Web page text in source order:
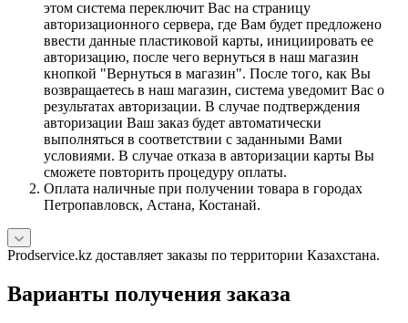
этом система переключит Вас на страницу
авторизационного сервера, где Вам будет предложено
ввести данные пластиковой карты, инициировать ее
авторизацию, после чего вернуться в наш магазин
кнопкой "Вернуться в магазин". После того, как Вы
возвращаетесь в наш магазин, система уведомит Вас о
результатах авторизации. В случае подтверждения
авторизации Ваш заказ будет автоматически
выполняться в соответствии с заданными Вами
условиями. В случае отказа в авторизации карты Вы
сможете повторить процедуру оплаты.
Оплата наличные при получении товара в городах
Петропавловск, Астана, Костанай.
Prodservice.kz доставляет заказы по территории Казахстана.
Варианты получения заказа